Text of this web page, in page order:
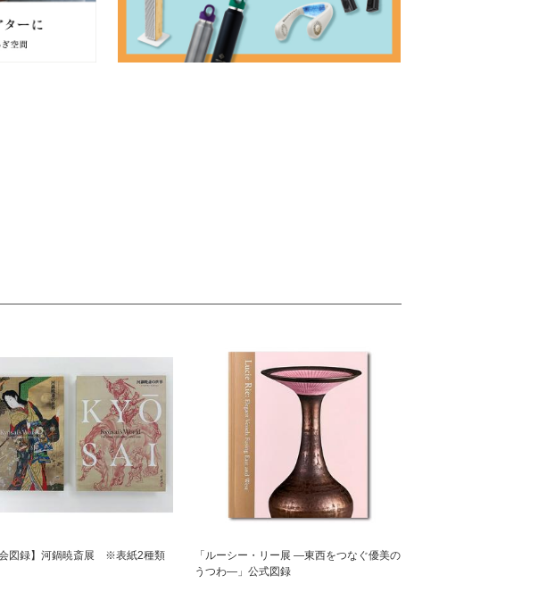
会図録】河鍋暁斎展 ※表紙2種類
「ルーシー・リー展 ―東西をつなぐ優美の
うつわ―」公式図録